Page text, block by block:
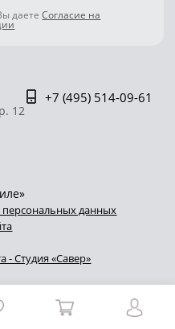
даетеСогласие на
12
+7 (495) 514-09-61
данных
- Студия «Савер»